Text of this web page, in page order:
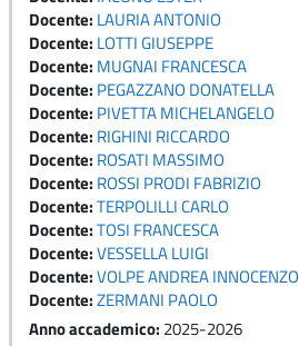
Docente: LAURIA ANTONIO
Docente: LOTTI GIUSEPPE
Docente: MUGNAI FRANCESCA
Docente: PEGAZZANO DONATELLA
Docente: PIVETTA MICHELANGELO
Docente: RIGHINI RICCARDO
Docente: ROSATI MASSIMO
Docente: ROSSI PRODI FABRIZIO
Docente:TERPOLILLI CARLO
Docente:TOSI FRANCESCA
Docente:VESSELLA LUIGI
Docente:VOLPE ANDREA INNOCENZO
Docente:ZERMANI PAOLO
Anno accademico: 2025-2026